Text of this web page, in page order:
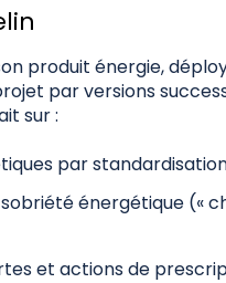
produit énergie,
par versions
sur :
par
énergétique («
et actions de